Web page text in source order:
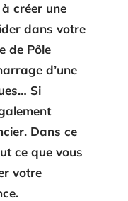
créer une
dans votre
de Pôle
d’une
Si
Dans ce
ce que vous
votre